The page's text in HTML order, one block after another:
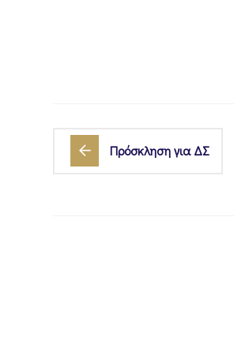
Πρόσκληση για ΔΣ